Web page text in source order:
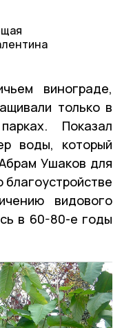
винограде,
только в
Показал
воды, который
Ушаков для
видового
в 60-80-е годы